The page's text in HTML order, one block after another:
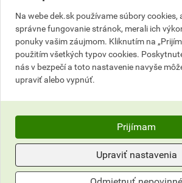
široký výber odtieňov
riediteľný vodou
Definícia
Fasádny náter obsahujúci
pripravený na priame použitie
interiér.
Použitie
Náter určený najmä na farebné
starých i nových fasád alebo
Na webe dek.sk používame súbory cookies,
správne fungovanie stránok, merali ich
ponuky vašim záujmom. Kliknutím na
použitím všetkých typov cookies.
nás v bezpečí a toto nastavenie navyše
upraviť alebo vypnúť.
Prijímam
Upraviť nastavenia